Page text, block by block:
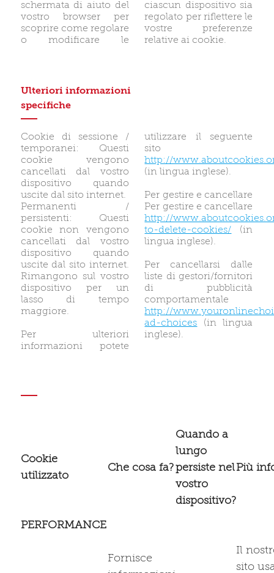
schermata di aiuto del
vostro browser per
scoprire come regolare
o modificare le
ciascun dispositivo sia
regolato per riflettere le
vostre preferenze
relative ai cookie.
Ulteriori informazioni
specifiche
Cookie di sessione /
temporanei: Questi
cookie vengono
cancellati dal vostro
dispositivo quando
uscite dal sito internet.
Permanenti /
persistenti: Questi
cookie non vengono
cancellati dal vostro
dispositivo quando
uscite dal sito internet.
Rimangono sul vostro
dispositivo per un
lasso di tempo
maggiore.
Per ulteriori
informazioni potete
utilizzare il seguente
sito
http://
(in lingua inglese).
Per gestire e cancellare
Per gestire e cancellare
http://
to-delete-cookies/ (in
lingua inglese).
Per cancellarsi dalle
liste di gestori/fornitori
di pubblicità
comportamentale
http://
ad-choices (in lingua
inglese).
Cookie
utilizzato
Che cosa fa?
Quando a
lungo
persiste nel
vostro
dispositivo?
Più
PERFORMANCE
Fornisce
Il
sito